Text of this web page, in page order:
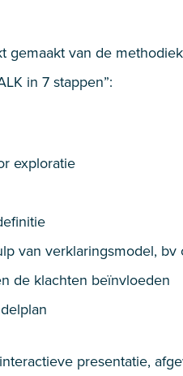
gemaakt van de
in 7 stappen”:
exploratie
van verklaringsmodel, bv
de klachten beïnvloeden
presentatie,